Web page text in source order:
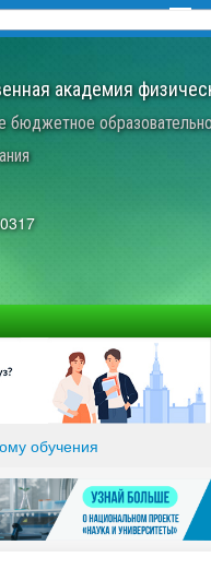
академия
бюджетное
обучения